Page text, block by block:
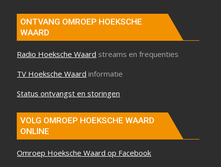
ONTVANG OMROEP HOEKSCHE
WAARD
Radio Hoeksche Waard streams en frequenties
TV Hoeksche Waard informatie
Status ontvangst en storingen
VOLG OMROEP HOEKSCHE WAARD
ONLINE
Omroep Hoeksche Waard op Facebook